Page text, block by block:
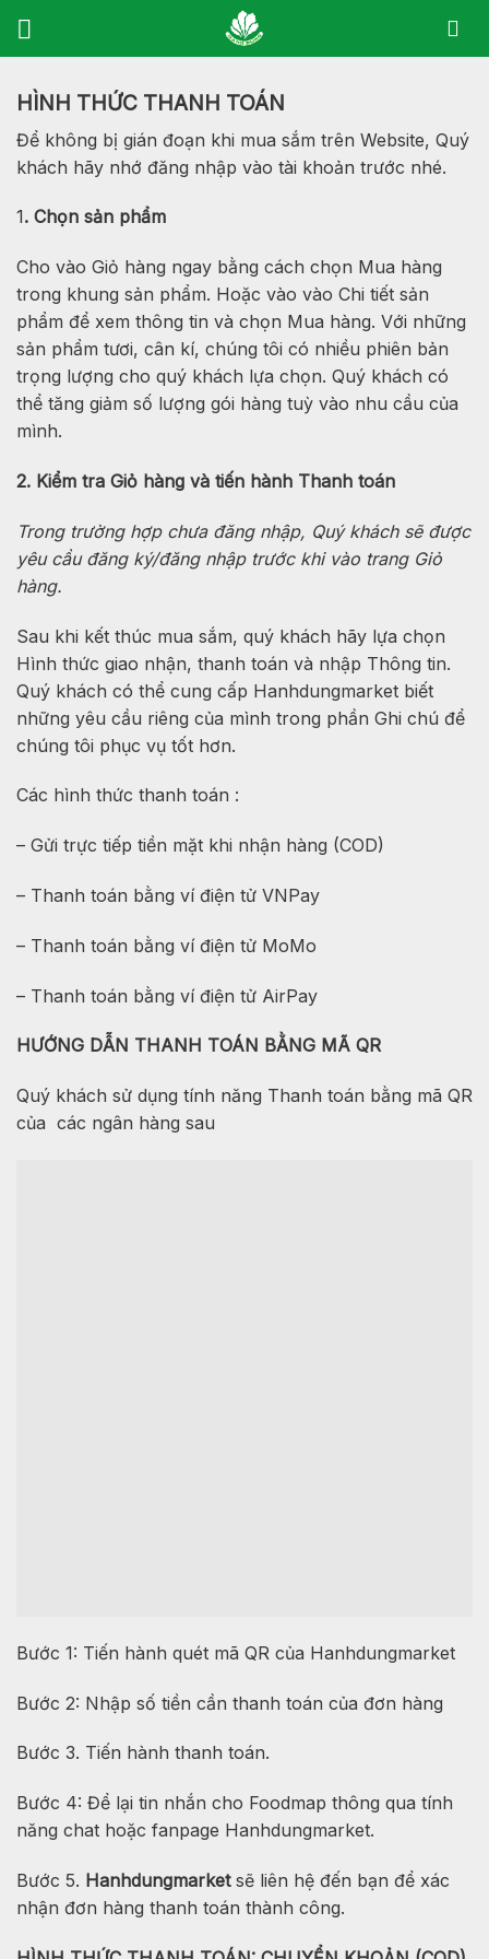
HÌNH THỨC THANH TOÁN
Để không bị gián đoạn khi mua sắm trên Website, Quý
khách hãy nhớ đăng nhập vào tài khoản trước nhé.
1. Chọn sản phẩm
Cho vào Giỏ hàng ngay bằng cách chọn Mua hàng
trong khung sản phẩm. Hoặc vào vào Chi tiết sản
phẩm để xem thông tin và chọn Mua hàng. Với những
sản phẩm tươi, cân kí, chúng tôi có nhiều phiên bản
trọng lượng cho quý khách lựa chọn. Quý khách có
thể tăng giảm số lượng gói hàng tuỳ vào nhu cầu của
mình.
2. Kiểm tra Giỏ hàng và tiến hành Thanh toán
Trong trường hợp chưa đăng nhập, Quý khách sẽ được
yêu cầu đăng ký/đăng nhập trước khi vào trang Giỏ
hàng.
Sau khi kết thúc mua sắm, quý khách hãy lựa chọn
Hình thức giao nhận, thanh toán và nhập Thông tin.
Quý khách có thể cung cấp Hanhdungmarket biết
những yêu cầu riêng của mình trong phần Ghi chú để
chúng tôi phục vụ tốt hơn.
Các hình thức thanh toán :
– Gửi trực tiếp tiền mặt khi nhận hàng (COD)
– Thanh toán bằng ví điện tử VNPay
– Thanh toán bằng ví điện tử MoMo
– Thanh toán bằng ví điện tử AirPay
HƯỚNG DẪN THANH TOÁN BẰNG MÃ QR
Quý khách sử dụng tính năng Thanh toán bằng mã QR
của các ngân hàng sau
Bước 1: Tiến hành quét mã QR của Hanhdungmarket
Bước 2: Nhập số tiền cần thanh toán của đơn hàng
Bước 3. Tiến hành thanh toán.
Bước 4: Để lại tin nhắn cho Foodmap thông qua tính
năng chat hoặc fanpage Hanhdungmarket.
Bước 5. Hanhdungmarket sẽ liên hệ đến bạn để xác
nhận đơn hàng thanh toán thành công.